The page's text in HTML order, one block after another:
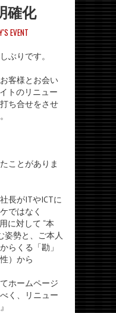
確化
EVENT
ぶりです。
客様とお会い
トのリニュー
ち合せをさせ
ことがありま
長がITやICTに
ではなく
に対して “本
姿勢と、ご本人
らくる「勘」
）から
ホームページ
く、リニュー